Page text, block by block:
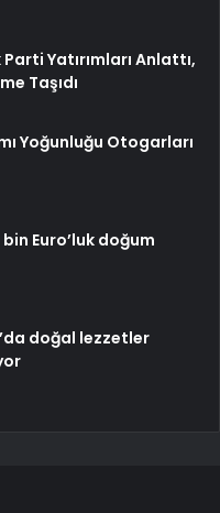
Yatırımları Anlattı,
Taşıdı
Yoğunluğu Otogarları
Euro’luk doğum
doğal lezzetler